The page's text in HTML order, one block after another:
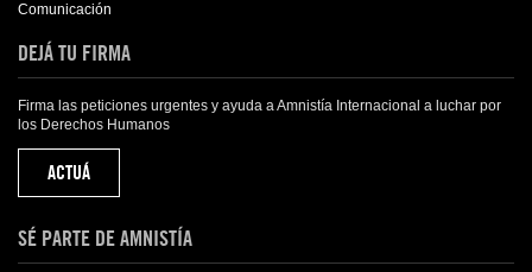
Comunicación
DEJÁ TU FIRMA
Firma las peticiones urgentes y ayuda a Amnistía Internacional a luchar por
los Derechos Humanos
ACTUÁ
SÉ PARTE DE AMNISTÍA